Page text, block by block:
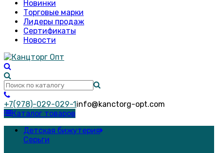
Новинки
Торговые марки
Лидеры продаж
Сертификаты
Новости
+7(978)-029-029-1info@kanctorg-opt.com
Каталог товаров
Детская бижутерия
Серьги